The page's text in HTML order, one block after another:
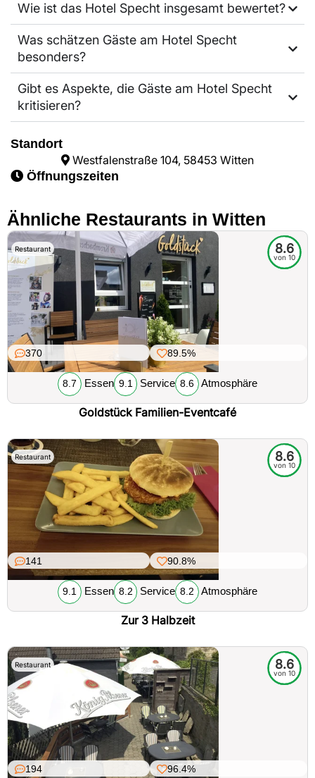
Wie ist das Hotel Specht insgesamt bewertet?
Was schätzen Gäste am Hotel Specht
besonders?
Gibt es Aspekte, die Gäste am Hotel Specht
kritisieren?
Standort
Westfalenstraße 104, 58453 Witten
Öffnungszeiten
Ähnliche Restaurants in Witten
Restaurant 8.6
von 10
370 89.5%
8.7 Essen 9.1 Service 8.6 Atmosphäre
Goldstück Familien-Eventcafé
Restaurant 8.6
von 10
141 90.8%
9.1 Essen 8.2 Service 8.2 Atmosphäre
Zur 3 Halbzeit
Restaurant 8.6
von 10
194 96.4%